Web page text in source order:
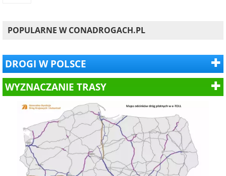
POPULARNE W CONADROGACH.PL
DROGI W POLSCE
WYZNACZANIE TRASY